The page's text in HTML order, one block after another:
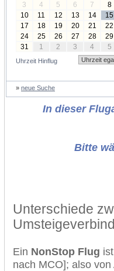
3
4 5 6 7 8
10
11 12 13 14 15
17
18 19 20 21 22
24
25 26 27 28 29
31
1 2 3 4 5
Uhrzeit Hinflug
» neue Suche
In dieser
Bitte
Unterschiede
Ein NonStop Flug
nach MCO]; also von